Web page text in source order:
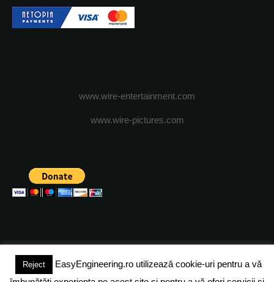
www.wire-entertainment.com
www.wire-pictures.com
(c) 2024 - FineEngineeringMagazine. All rights reserved.
Reject
EasyEngineering.ro utilizează cookie-uri pentru a vă